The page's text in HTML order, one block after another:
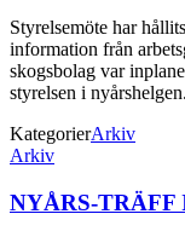
Styrelsemöte har
information från
skogsbolag var
styrelsen i nyårshelgen.
KategorierArkiv
Arkiv
NYÅRS-TRÄFF